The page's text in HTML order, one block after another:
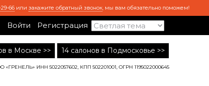
66 или закажите обратный звонок, мы вам обязательно поможем!
Войти Регистрация
в Москве >> 14 салонов в Подмосковье >>
«ГРЕНЕЛЬ» ИНН 5022057602, КПП 502201001, ОГРН 1195022000645